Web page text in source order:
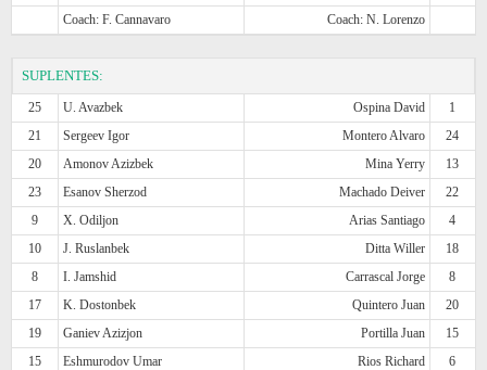
Coach: F. Cannavaro
Coach: N. Lorenzo
SUPLENTES:
25 U. Avazbek Ospina David
1
21
Sergeev Igor Montero Alvaro
24
20
Amonov Azizbek Mina Yerry
13
23
Esanov Sherzod Machado Deiver
22
9
X. Odiljon Arias Santiago
4
10
J. Ruslanbek Ditta Willer
18
8
I. Jamshid Carrascal Jorge
8
17
K. Dostonbek Quintero Juan
20
19
Ganiev Azizjon Portilla Juan
15
15
Eshmurodov Umar Rios Richard
6